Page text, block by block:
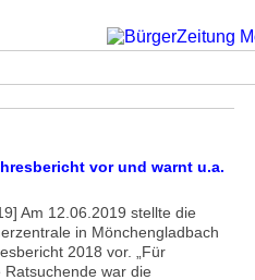
vor und warnt u.a.
Am 12.06.2019 stellte die
in Mönchengladbach
2018 vor. „Für
Ratsuchende war die